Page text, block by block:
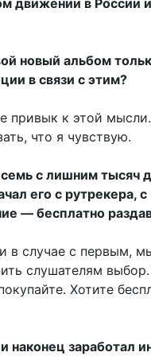
новый альбом
в связи с этим?
привык к этой
что я чувствую.
семь с лишним тысяч
его с рутрекера, с
— бесплатно
в случае с первым,
слушателям
Хотите
наконец заработал